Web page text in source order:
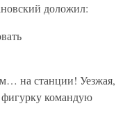
доложил:
на станции! Уезжая,
командую